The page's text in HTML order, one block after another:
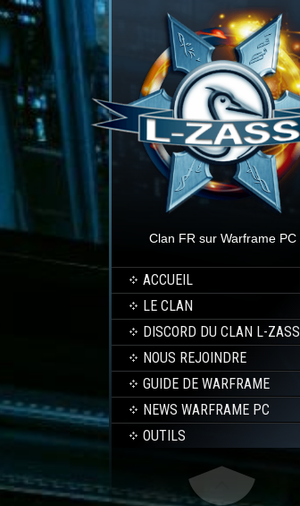
Clan FR sur Warframe PC
ACCUEIL
LE CLAN
DISCORD DU CLAN L-ZASS
NOUS REJOINDRE
GUIDE DE WARFRAME
NEWS WARFRAME PC
OUTILS